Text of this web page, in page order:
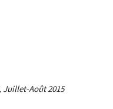
Juillet-Août 2015